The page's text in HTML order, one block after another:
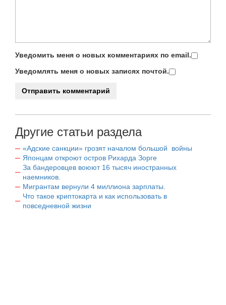
Уведомить меня о новых комментариях по email.
Уведомлять меня о новых записях почтой.
Другие статьи раздела
«Адские санкции» грозят началом большой войны
Японцам откроют остров Рихарда Зорге
За бандеровцев воюют 16 тысяч иностранных
наемников.
Мигрантам вернули 4 миллиона зарплаты.
Что такое криптокарта и как использовать в
повседневной жизни